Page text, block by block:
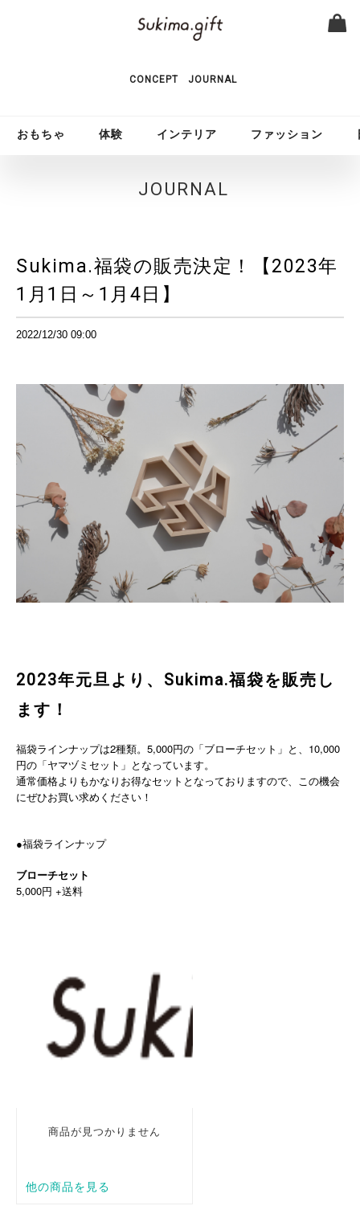
CONCEPT JOURNAL
おもちゃ 体験 インテリア ファッション
JOURNAL
Sukima.福袋の販売決定！【2023年
1月1日～1月4日】
2022/12/30 09:00
2023年元旦より、Sukima.福袋を販売し
ます！
福袋ラインナップは2種類。5,000円の「ブローチセット」と、10,000
円の「ヤマヅミセット」となっています。
通常価格よりもかなりお得なセットとなっておりますので、この機会
にぜひお買い求めください！
●福袋ラインナップ
ブローチセット
5,000円 +送料